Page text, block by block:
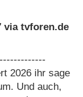
via tvforen.de
2026 ihr sage
Und auch,